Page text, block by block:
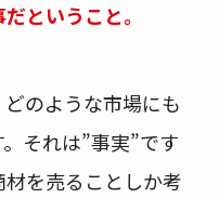
ということ。
のような市場にも
それは”事実”です
を売ることしか考